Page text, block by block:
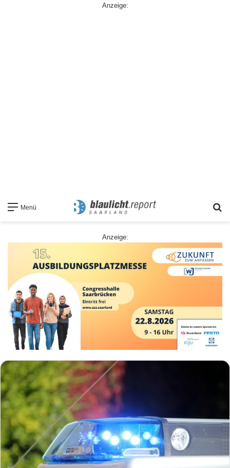
Anzeige:
Menü
Anzeige: